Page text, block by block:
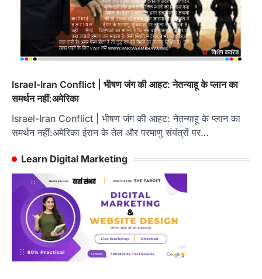
Israel-Iran Conflict | भीषण जंग की आहट: नेतन्याहू के प्लान का
समर्थन नहीं:अमेरिका
Israel-Iran Conflict | भीषण जंग की आहट: नेतन्याहू के प्लान का
समर्थन नहीं:अमेरिका ईरान के तेल और परमाणु संयंत्रों पर…
Learn Digital Marketing